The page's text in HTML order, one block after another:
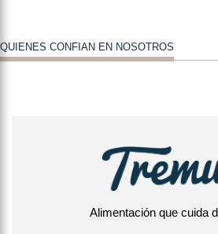
QUIENES CONFIAN EN NOSOTROS
Alimentación que cuida